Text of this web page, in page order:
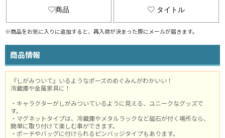
商品 タイトル
※商品をお気に入りに追加すると、再入荷が決まった際にメールが届きます。
商品情報
『しがみついて』いるようなポーズのめぐみんがわかいい！
冷蔵庫や金属家具に！
・キャラクターがしがみついているように見える、ユニークなグッズで
す。
・マグネットタイプは、冷蔵庫やメタルラックなど磁石が付く場所なら、
簡単に取り付けて楽しむ事ができます。
・ポーチやバッグに付けられるピンバッジタイプもあります。